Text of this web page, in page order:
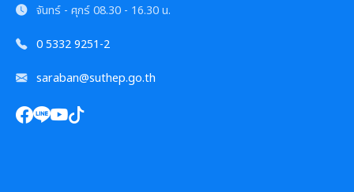
จันทร์ - ศุกร์08.30 - 16.30 น.
0 5332 9251-2
saraban@suthep.go.th